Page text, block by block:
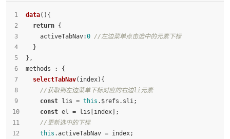
data( ){
return {
activeTabNav:0 //左边菜单点击选中的元素下标
  }
},
methods : {
selectTabNav( index){
//获取到左边菜单下标对应的右边li元素
const lis = this . $refs . sli;
const el = lis[index];
//更新选中的下标
this .activeTabNav = index;